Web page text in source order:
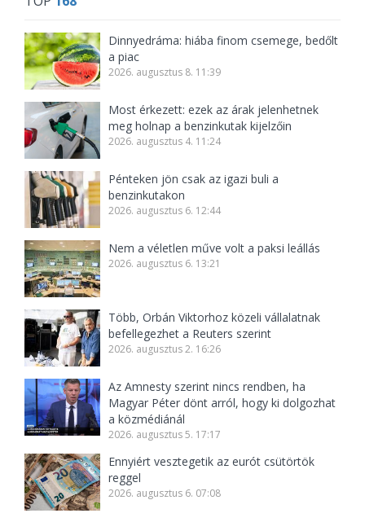
Dinnyedráma: hiába finom csemege, bedőlt
a piac
2026. augusztus 8. 11:39
Most érkezett: ezek az árak jelenhetnek
meg holnap a benzinkutak kijelzőin
2026. augusztus 4. 11:24
Pénteken jön csak az igazi buli a
benzinkutakon
2026. augusztus 6. 12:44
Nem a véletlen műve volt a paksi leállás
2026. augusztus 6. 13:21
Több, Orbán Viktorhoz közeli vállalatnak
befellegezhet a Reuters szerint
2026. augusztus 2. 16:26
Az Amnesty szerint nincs rendben, ha
Magyar Péter dönt arról, hogy ki dolgozhat
a közmédiánál
2026. augusztus 5. 17:17
Ennyiért vesztegetik az eurót csütörtök
reggel
2026. augusztus 6. 07:08